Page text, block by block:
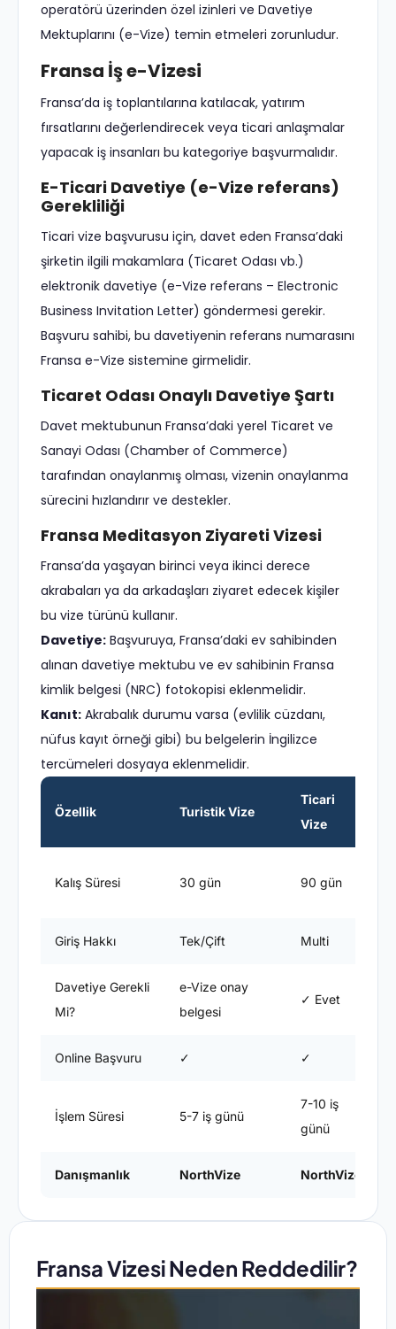
operatörü üzerinden özel izinleri ve Davetiye
Mektuplarını (e-Vize) temin etmeleri zorunludur.
Fransa İş e-Vizesi
Fransa’da iş toplantılarına katılacak, yatırım
fırsatlarını değerlendirecek veya ticari anlaşmalar
yapacak iş insanları bu kategoriye başvurmalıdır.
E-Ticari Davetiye (e-Vize referans)
Gerekliliği
Ticari vize başvurusu için, davet eden Fransa’daki
şirketin ilgili makamlara (Ticaret Odası vb.)
elektronik davetiye (e-Vize referans – Electronic
Business Invitation Letter) göndermesi gerekir.
Başvuru sahibi, bu davetiyenin referans numarasını
Fransa e-Vize sistemine girmelidir.
Ticaret Odası Onaylı Davetiye Şartı
Davet mektubunun Fransa’daki yerel Ticaret ve
Sanayi Odası (Chamber of Commerce)
tarafından onaylanmış olması, vizenin onaylanma
sürecini hızlandırır ve destekler.
Fransa Meditasyon Ziyareti Vizesi
Fransa’da yaşayan birinci veya ikinci derece
akrabaları ya da arkadaşları ziyaret edecek kişiler
bu vize türünü kullanır.
Davetiye: Başvuruya, Fransa’daki ev sahibinden
alınan davetiye mektubu ve ev sahibinin Fransa
kimlik belgesi (NRC) fotokopisi eklenmelidir.
Kanıt: Akrabalık durumu varsa (evlilik cüzdanı,
nüfus kayıt örneği gibi) bu belgelerin İngilizce
tercümeleri dosyaya eklenmelidir.
Özellik Turistik Vize
Ticari
Vize
Kalış Süresi 30 gün 90 gün
Giriş Hakkı Tek/Çift Multi
Davetiye Gerekli
Mi?
e-Vize onay
belgesi
✓ Evet
Online Başvuru ✓ ✓
İşlem Süresi 5-7 iş günü
7-10 iş
günü
Danışmanlık NorthVize NorthVize
Fransa Vizesi Neden Reddedilir?